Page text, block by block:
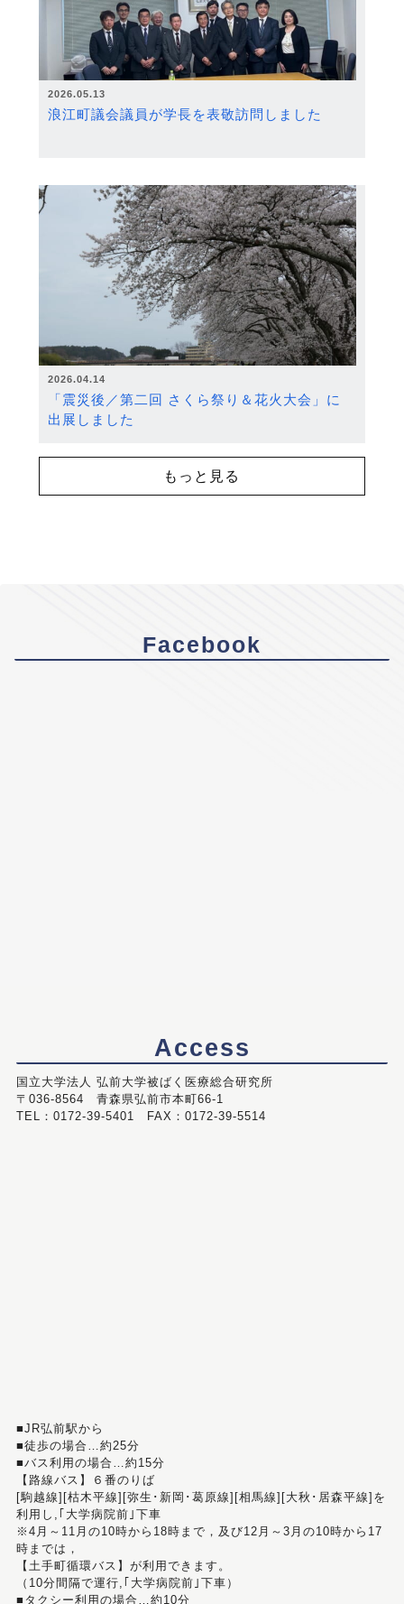
2026.05.13
浪江町議会議員が学長を表敬訪問しました
2026.04.14
「震災後／第二回 さくら祭り＆花火大会」に
出展しました
もっと見る
Facebook
Access
国立大学法人 弘前大学被ばく医療総合研究所
〒036-8564 青森県弘前市本町66-1
TEL：0172-39-5401 FAX：0172-39-5514
■JR弘前駅から
■徒歩の場合…約25分
■バス利用の場合…約15分
【路線バス】６番のりば
[駒越線][枯木平線][弥生･新岡･葛原線][相馬線][大秋･居森平線]を
利用し,｢大学病院前｣下車
※4月～11月の10時から18時まで，及び12月～3月の10時から17
時までは，
【土手町循環バス】が利用できます。
（10分間隔で運行,｢大学病院前｣下車）
■タクシー利用の場合…約10分